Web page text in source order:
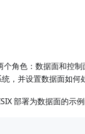
个角色：数据面和控
，并设置数据面如何
部署为数据面的示例